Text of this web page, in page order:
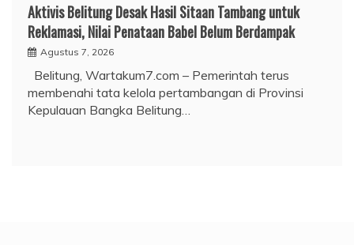
Aktivis Belitung Desak Hasil Sitaan Tambang untuk
Reklamasi, Nilai Penataan Babel Belum Berdampak
Agustus 7, 2026
Belitung, Wartakum7.com – Pemerintah terus
membenahi tata kelola pertambangan di Provinsi
Kepulauan Bangka Belitung…